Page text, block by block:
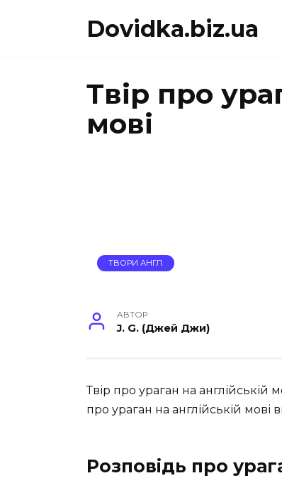
Dovidka.biz.ua
Твір про
мові
ТВОРИ АНГЛ.
АВТОР
J. G. (Джей Джи)
Твір про ураган на
про ураган на англійській
Розповідь про